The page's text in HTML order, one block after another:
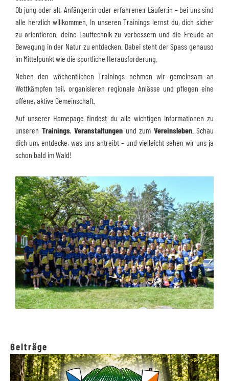
Ob jung oder alt, Anfänger:in oder erfahrene:r Läufer:in – bei uns sind
alle herzlich willkommen. In unseren Trainings lernst du, dich sicher
zu orientieren, deine Lauftechnik zu verbessern und die Freude an
Bewegung in der Natur zu entdecken. Dabei steht der Spass genauso
im Mittelpunkt wie die sportliche Herausforderung.
Neben den wöchentlichen Trainings nehmen wir gemeinsam an
Wettkämpfen teil, organisieren regionale Anlässe und pflegen eine
offene, aktive Gemeinschaft.
Auf unserer Homepage findest du alle wichtigen Informationen zu
unseren Trainings, Veranstaltungen und zum Vereinsleben. Schau
dich um, entdecke, was uns antreibt – und vielleicht sehen wir uns ja
schon bald im Wald!
Beiträge